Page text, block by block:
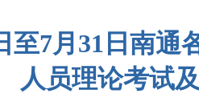
至7月31日南通
人员理论考试